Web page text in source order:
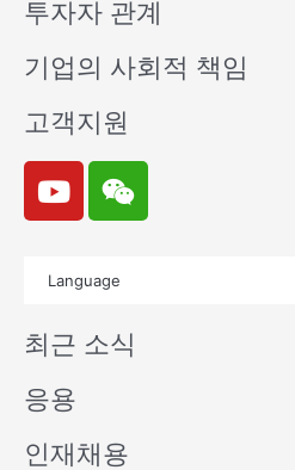
투자자 관계
기업의 사회적 책임
고객지원
Y
o
u
e
W
e
i
n
Language
최근 소식
응용
인재채용